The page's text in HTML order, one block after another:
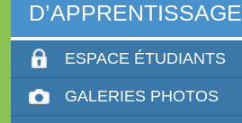
D’APPRENTISSAGE
ESPACE ÉTUDIANTS
GALERIES PHOTOS